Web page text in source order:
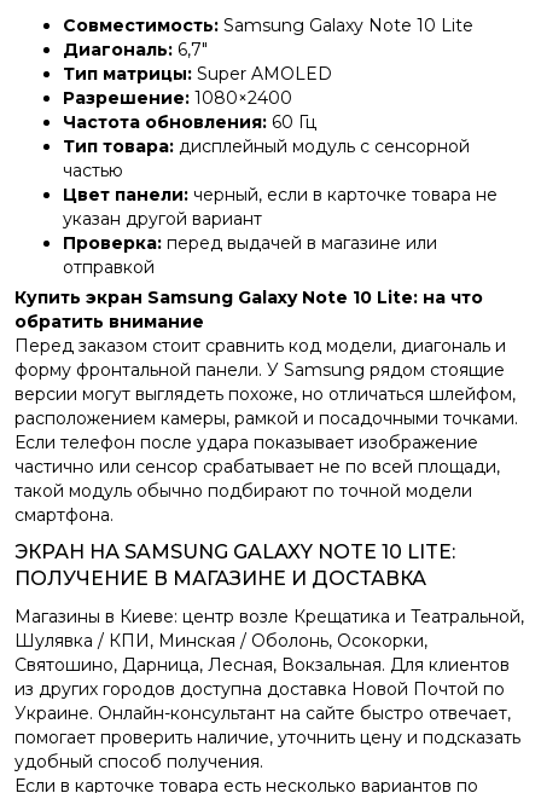
Совместимость: Samsung Galaxy Note 10 Lite
Диагональ: 6,7″
Тип матрицы: Super AMOLED
Разрешение: 1080×2400
Частота обновления: 60 Гц
Тип товара: дисплейный модуль с сенсорной
частью
Цвет панели: черный, если в карточке товара не
указан другой вариант
Проверка: перед выдачей в магазине или
отправкой
Купить экран Samsung Galaxy Note 10 Lite: на что
обратить внимание
Перед заказом стоит сравнить код модели, диагональ и
форму фронтальной панели. У Samsung рядом стоящие
версии могут выглядеть похоже, но отличаться шлейфом,
расположением камеры, рамкой и посадочными точками.
Если телефон после удара показывает изображение
частично или сенсор срабатывает не по всей площади,
такой модуль обычно подбирают по точной модели
смартфона.
ЭКРАН НА SAMSUNG GALAXY NOTE 10 LITE:
ПОЛУЧЕНИЕ В МАГАЗИНЕ И ДОСТАВКА
Магазины в Киеве: центр возле Крещатика и Театральной,
Шулявка / КПИ, Минская / Оболонь, Осокорки,
Святошино, Дарница, Лесная, Вокзальная. Для клиентов
из других городов доступна доставка Новой Почтой по
Украине. Онлайн-консультант на сайте быстро отвечает,
помогает проверить наличие, уточнить цену и подсказать
удобный способ получения.
Если в карточке товара есть несколько вариантов по